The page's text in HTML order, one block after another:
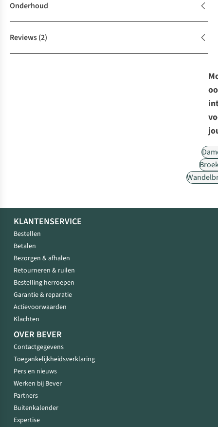
Onderhoud
Reviews(2)
KLANTENSERVICE
Bestellen
Betalen
Bezorgen & afhalen
Retourneren & ruilen
Bestelling herroepen
Garantie & reparatie
Actievoorwaarden
Klachten
OVER BEVER
Contactgegevens
Toegankelijkheidsverklaring
Pers en nieuws
Werken bij Bever
Partners
Buitenkalender
Expertise